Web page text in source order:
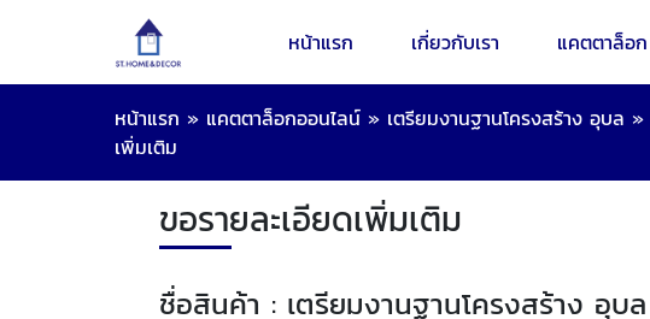
หน้าแรก เกี่ยวกับเรา แคตตาล็อก
หน้าแรก » แคตตาล็อกออนไลน์ » เตรียมงานฐานโครงสร้าง อุบล »
เพิ่มเติม
ขอรายละเอียดเพิ่มเติม
ชื่อสินค้า : เตรียมงานฐานโครงสร้าง อุบล